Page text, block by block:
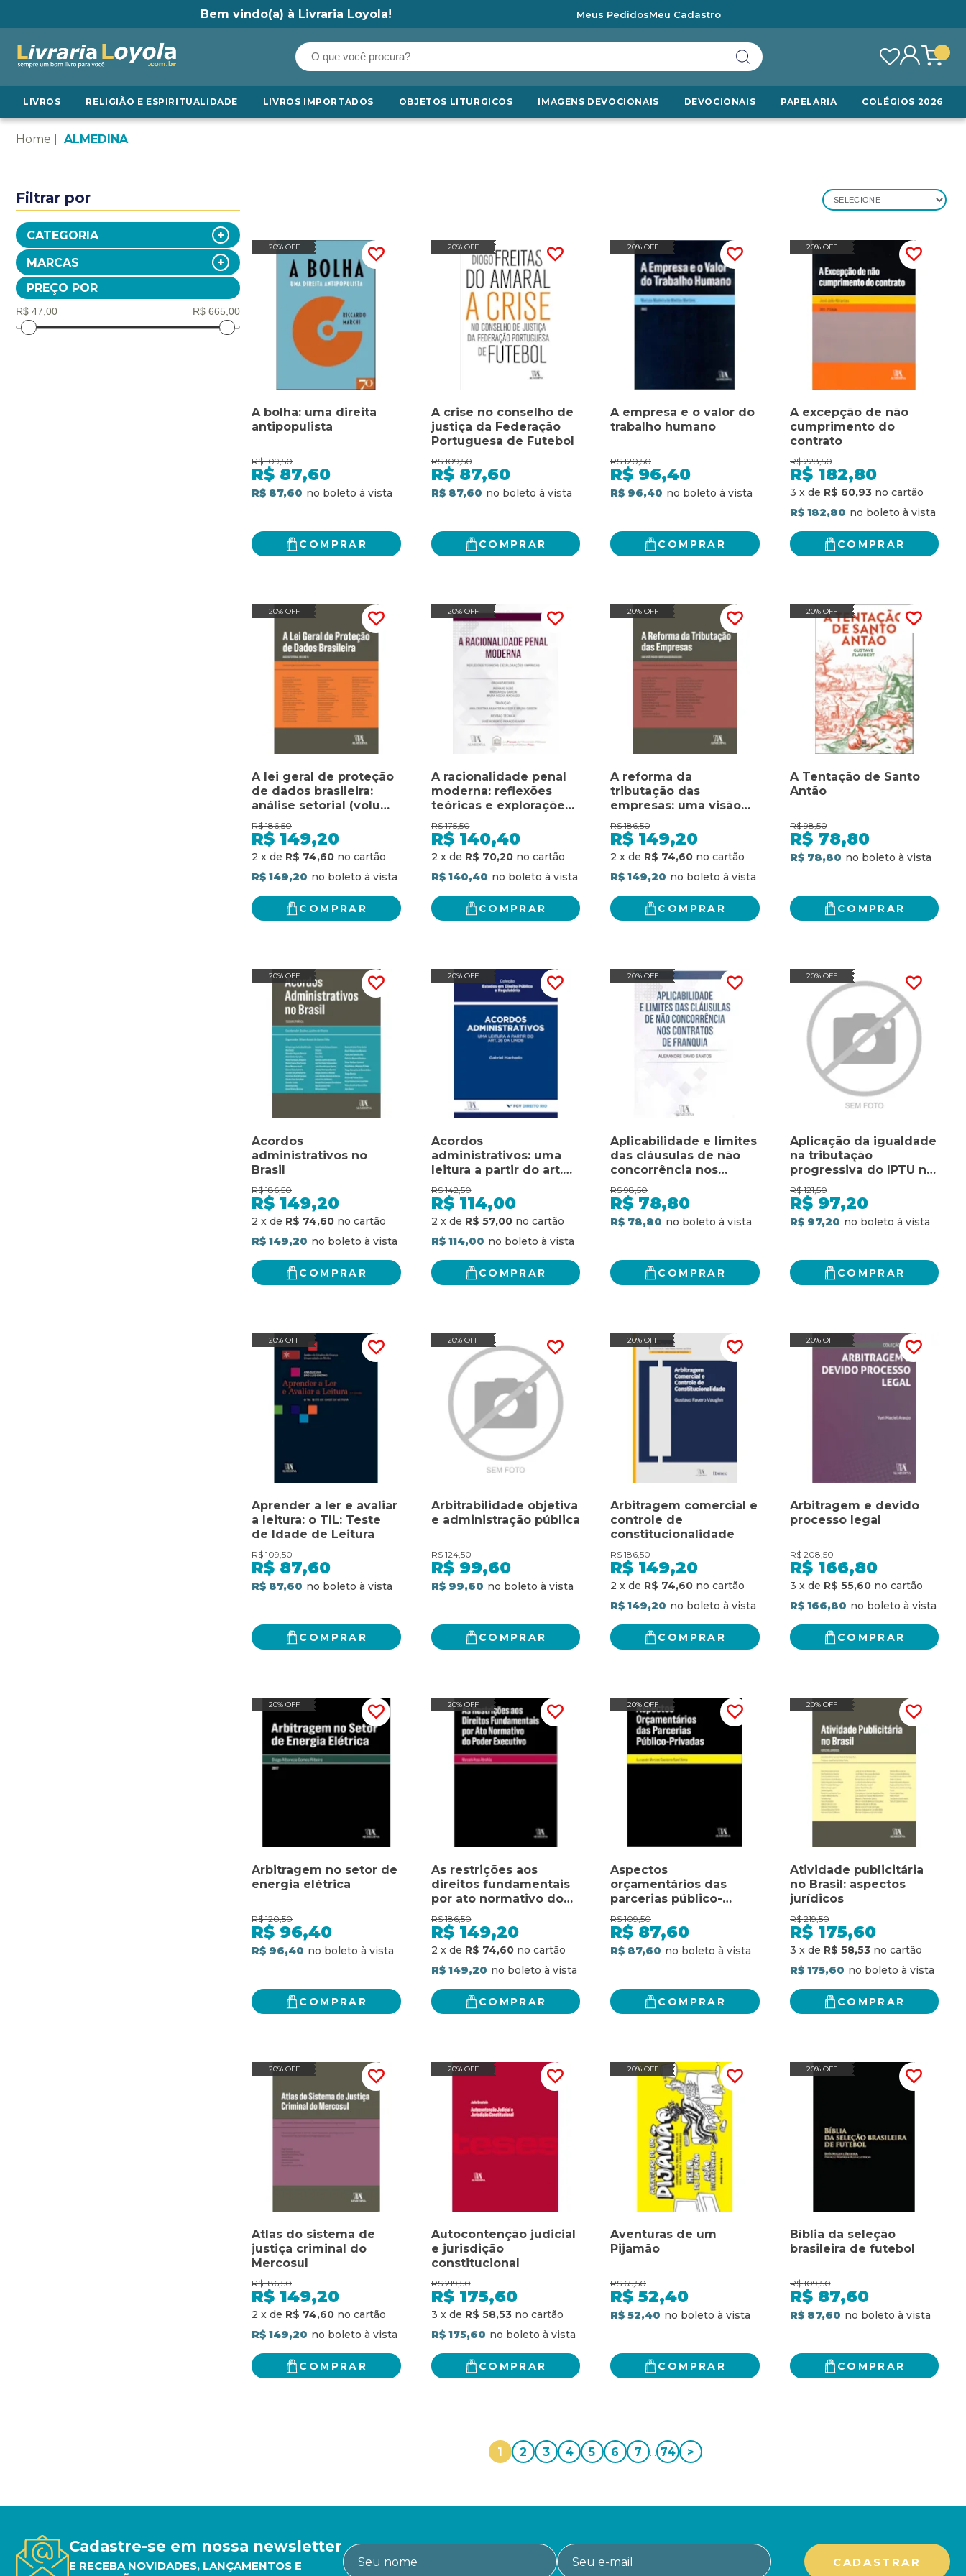
Bem vindo(a) à Livraria Loyola! Meus PedidosMeu Cadastro
LIVROS RELIGIÃO E ESPIRITUALIDADE LIVROS IMPORTADOS OBJETOS LITURGICOS IMAGENS DEVOCIONAIS DEVOCIONAIS PAPELARIA COLÉGIOS 2026
Home ALMEDINA
Filtrar por
CATEGORIA
MARCAS
PREÇO POR
SELECIONE
20% OFF
A bolha: uma direita
antipopulista
R$ 109,50
R$ 87,60
R$ 87,60
COMPRAR
20% OFF
A crise no conselho de
justiça da Federação
Portuguesa de Futebol
R$ 109,50
R$ 87,60
R$ 87,60
COMPRAR
20% OFF
A empresa e o valor do
trabalho humano
R$ 120,50
R$ 96,40
R$ 96,40
COMPRAR
20% OFF
A excepção de não
cumprimento do
contrato
R$ 228,50
R$ 182,80
3 x de R$ 60,93
R$ 182,80
COMPRAR
20% OFF
A lei geral de proteção
de dados brasileira:
análise setorial (volume
II)
R$ 186,50
R$ 149,20
2 x de R$ 74,60
R$ 149,20
COMPRAR
20% OFF
A racionalidade penal
moderna: reflexões
teóricas e explorações
empíricas
R$ 175,50
R$ 140,40
2 x de R$ 70,20
R$ 140,40
COMPRAR
20% OFF
A reforma da
tributação das
empresas: uma visão
para o empresariado
brasileiro
R$ 186,50
R$ 149,20
2 x de R$ 74,60
R$ 149,20
COMPRAR
20% OFF
A Tentação de Santo
Antão
R$ 98,50
R$ 78,80
R$ 78,80
COMPRAR
20% OFF
Acordos
administrativos no
Brasil
R$ 186,50
R$ 149,20
2 x de R$ 74,60
R$ 149,20
COMPRAR
20% OFF
Acordos
administrativos: uma
leitura a partir do art.
26 da LINDB
R$ 142,50
R$ 114,00
2 x de R$ 57,00
R$ 114,00
COMPRAR
20% OFF
Aplicabilidade e limites
das cláusulas de não
concorrência nos
contratos de franquia
R$ 98,50
R$ 78,80
R$ 78,80
COMPRAR
20% OFF
Aplicação da igualdade
na tributação
progressiva do IPTU no
tempo
R$ 121,50
R$ 97,20
R$ 97,20
COMPRAR
20% OFF
Aprender a ler e avaliar
a leitura: o TIL: Teste
de Idade de Leitura
R$ 109,50
R$ 87,60
R$ 87,60
COMPRAR
20% OFF
Arbitrabilidade objetiva
e administração pública
R$ 124,50
R$ 99,60
R$ 99,60
COMPRAR
20% OFF
Arbitragem comercial e
controle de
constitucionalidade
R$ 186,50
R$ 149,20
2 x de R$ 74,60
R$ 149,20
COMPRAR
20% OFF
Arbitragem e devido
processo legal
R$ 208,50
R$ 166,80
3 x de R$ 55,60
R$ 166,80
COMPRAR
20% OFF
Arbitragem no setor de
energia elétrica
R$ 120,50
R$ 96,40
R$ 96,40
COMPRAR
20% OFF
As restrições aos
direitos fundamentais
por ato normativo do
poder executivo
R$ 186,50
R$ 149,20
2 x de R$ 74,60
R$ 149,20
COMPRAR
20% OFF
Aspectos
orçamentários das
parcerias público-
privadas
R$ 109,50
R$ 87,60
R$ 87,60
COMPRAR
20% OFF
Atividade publicitária
no Brasil: aspectos
jurídicos
R$ 219,50
R$ 175,60
3 x de R$ 58,53
R$ 175,60
COMPRAR
20% OFF
Atlas do sistema de
justiça criminal do
Mercosul
R$ 186,50
R$ 149,20
2 x de R$ 74,60
R$ 149,20
COMPRAR
20% OFF
Autocontenção judicial
e jurisdição
constitucional
R$ 219,50
R$ 175,60
3 x de R$ 58,53
R$ 175,60
COMPRAR
20% OFF
Aventuras de um
Pijamão
R$ 65,50
R$ 52,40
R$ 52,40
COMPRAR
20% OFF
Bíblia da seleção
brasileira de futebol
R$ 109,50
R$ 87,60
R$ 87,60
COMPRAR
1 2 3 4 5 6 7 ... 74 >
Cadastre-se em nossa newsletter
E RECEBA NOVIDADES, LANÇAMENTOS E